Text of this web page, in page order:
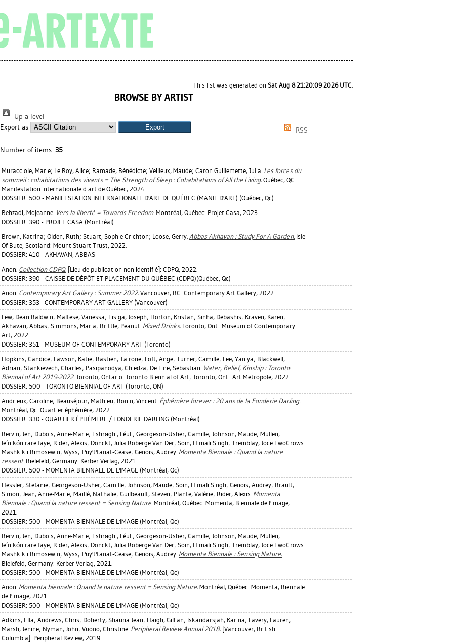
This list was generated on Sat Aug 8 21:20:09 2026 UTC.
BROWSE BY ARTIST
Up a level
Export as
RSS
Number of items: 35.
Muracciole, Marie; Le Roy, Alice; Ramade, Bénédicte; Veilleux, Maude; Caron Guillemette, Julia. Les forces du
sommeil : cohabitations des vivants = The Strength of Sleep : Cohabitations of All the Living. Québec, QC:
Manifestation internationale d art de Québec, 2024.
DOSSIER: 500 - MANIFESTATION INTERNATIONALE D'ART DE QUÉBEC (MANIF D'ART) (Québec, Qc)
Behzadi, Mojeanne. Vers la liberté = Towards Freedom. Montréal, Québec: Projet Casa, 2023.
DOSSIER: 390 - PROJET CASA (Montréal)
Brown, Katrina; Olden, Ruth; Stuart, Sophie Crichton; Loose, Gerry. Abbas Akhavan : Study For A Garden. Isle
Of Bute, Scotland: Mount Stuart Trust, 2022.
DOSSIER: 410 - AKHAVAN, ABBAS
Anon. Collection CDPQ. [Lieu de publication non identifié]: CDPQ, 2022.
DOSSIER: 390 - CAISSE DE DÉPÔT ET PLACEMENT DU QUÉBEC (CDPQ)(Québec, Qc)
Anon. Contemporary Art Gallery : Summer 2022. Vancouver, BC: Contemporary Art Gallery, 2022.
DOSSIER: 353 - CONTEMPORARY ART GALLERY (Vancouver)
Lew, Dean Baldwin; Maltese, Vanessa; Tisiga, Joseph; Horton, Kristan; Sinha, Debashis; Kraven, Karen;
Akhavan, Abbas; Simmons, Maria; Brittle, Peanut. Mixed Drinks. Toronto, Ont.: Museum of Contemporary
Art, 2022.
DOSSIER: 351 - MUSEUM OF CONTEMPORARY ART (Toronto)
Hopkins, Candice; Lawson, Katie; Bastien, Tairone; Loft, Ange; Turner, Camille; Lee, Yaniya; Blackwell,
Adrian; Stankievech, Charles; Pasipanodya, Chiedza; De Line, Sebastian. Water, Belief, Kinship : Toronto
Biennal of Art 2019-2022. Toronto, Ontario: Toronto Biennial of Art; Toronto, Ont.: Art Metropole, 2022.
DOSSIER: 500 - TORONTO BIENNIAL OF ART (Toronto, ON)
Andrieux, Caroline; Beauséjour, Mathieu; Bonin, Vincent. Éphémère forever : 20 ans de la Fonderie Darling.
Montréal, Qc: Quartier éphémère, 2022.
DOSSIER: 330 - QUARTIER ÉPHÉMERE / FONDERIE DARLING (Montréal)
Bervin, Jen; Dubois, Anne-Marie; Eshrāghi, Léuli; Georgeson-Usher, Camille; Johnson, Maude; Mullen,
le’nikónirare faye; Rider, Alexis; Donckt, Julia Roberge Van Der; Soin, Himali Singh; Tremblay, Joce TwoCrows
Mashkikii Bimosewin; Wyss, T'uy't'tanat-Cease; Genois, Audrey. Momenta Biennale : Quand la nature
ressent. Bielefeld, Germany: Kerber Verlag, 2021.
DOSSIER: 500 - MOMENTA BIENNALE DE L'IMAGE (Montréal, Qc)
Hessler, Stefanie; Georgeson-Usher, Camille; Johnson, Maude; Soin, Himali Singh; Genois, Audrey; Brault,
Simon; Jean, Anne-Marie; Maillé, Nathalie; Guilbeault, Steven; Plante, Valérie; Rider, Alexis. Momenta
Biennale : Quand la nature ressent = Sensing Nature. Montréal, Québec: Momenta, Biennale de l'image,
2021.
DOSSIER: 500 - MOMENTA BIENNALE DE L'IMAGE (Montréal, Qc)
Bervin, Jen; Dubois, Anne-Marie; Eshrāghi, Léuli; Georgeson-Usher, Camille; Johnson, Maude; Mullen,
le’nikónirare faye; Rider, Alexis; Donckt, Julia Roberge Van Der; Soin, Himali Singh; Tremblay, Joce TwoCrows
Mashkikii Bimosewin; Wyss, T'uy't'tanat-Cease; Genois, Audrey. Momenta Biennale : Sensing Nature.
Bielefeld, Germany: Kerber Verlag, 2021.
DOSSIER: 500 - MOMENTA BIENNALE DE L'IMAGE (Montréal, Qc)
Anon. Momenta biennale : Quand la nature ressent = Sensing Nature. Montréal, Québec: Momenta, Biennale
de l'image, 2021.
DOSSIER: 500 - MOMENTA BIENNALE DE L'IMAGE (Montréal, Qc)
Adkins, Ella; Andrews, Chris; Doherty, Shauna Jean; Haigh, Gillian; Iskandarsjah, Karina; Lavery, Lauren;
Marsh, Jenine; Nyman, John; Vuono, Christine. Peripheral Review Annual 2018. [Vancouver, British
Columbia]: Peripheral Review, 2019.